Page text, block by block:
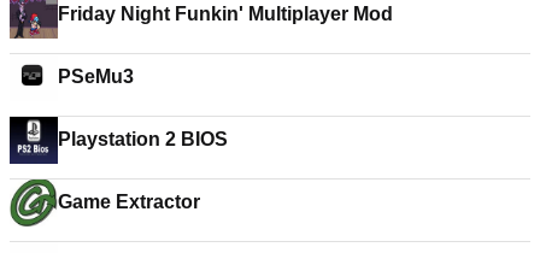
Friday Night Funkin' Multiplayer Mod
PSeMu3
Playstation 2 BIOS
Game Extractor